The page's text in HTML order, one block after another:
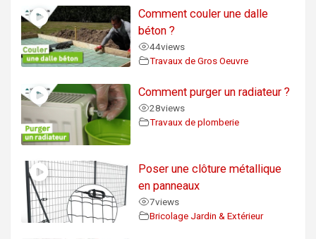
Comment couler une dalle
béton ?
44views
Travaux de Gros Oeuvre
Comment purger un radiateur ?
28views
Travaux de plomberie
Poser une clôture métallique
en panneaux
7views
Bricolage Jardin & Extérieur